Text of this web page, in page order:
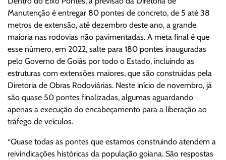
Manutenção é entregar 80 pontes de concreto, de 5 até 38
metros de extensão, até dezembro deste ano, a grande
maioria nas rodovias não pavimentadas. A meta final é que
esse número, em 2022, salte para 180 pontes inauguradas
pelo Governo de Goiás por todo o Estado, incluindo as
estruturas com extensões maiores, que são construídas pela
Diretoria de Obras Rodoviárias. Neste início de novembro, já
são quase 50 pontes finalizadas, algumas aguardando
apenas a execução do encabeçamento para a liberação ao
tráfego de veículos.
“Quase todas as pontes que estamos construindo atendem a
reivindicações históricas da população goiana. São respostas